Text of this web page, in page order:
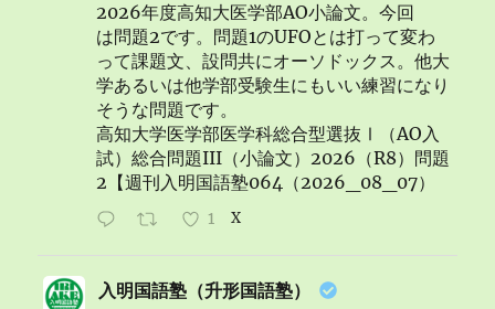
2026年度高知大医学部AO小論文。今回
は問題2です。問題1のUFOとは打って変わ
って課題文、設問共にオーソドックス。他大
学あるいは他学部受験生にもいい練習になり
そうな問題です。
高知大学医学部医学科総合型選抜Ⅰ（AO入
試）総合問題III（小論文）2026（R8）問題
2【週刊入明国語塾064（2026_08_07）
1 X
入明国語塾（升形国語塾）